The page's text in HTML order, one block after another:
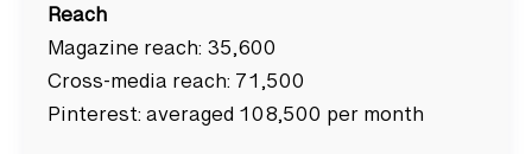
Reach
Magazine reach: 35,600
Cross-media reach: 71,500
Pinterest: averaged 108,500 per month